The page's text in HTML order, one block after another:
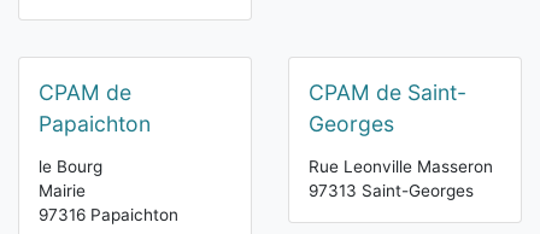
CPAM de
Papaichton
le Bourg
Mairie
97316 Papaichton
CPAM de Saint-
Georges
Rue Leonville Masseron
97313 Saint-Georges